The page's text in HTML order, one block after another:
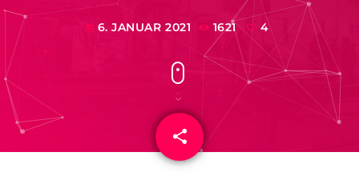
today 6. JANUAR 2021 1621 4
share
email